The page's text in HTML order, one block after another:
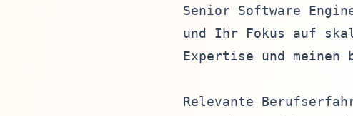
Senior Software
und Ihr Fokus auf
Expertise und
Relevante